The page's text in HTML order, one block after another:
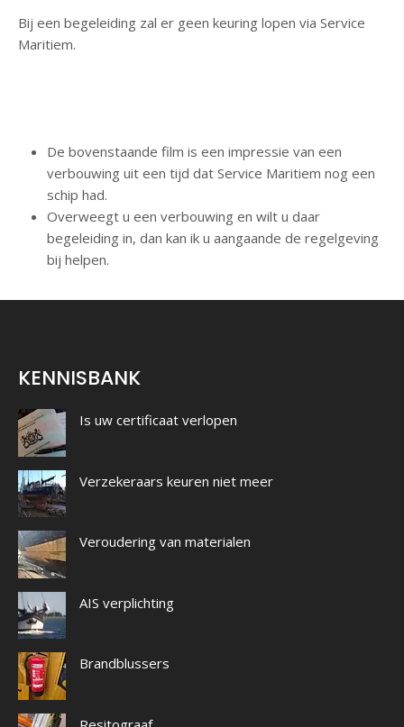
Bij een begeleiding zal er geen keuring lopen via Service
Maritiem.
De bovenstaande film is een impressie van een
verbouwing uit een tijd dat Service Maritiem nog een
schip had.
Overweegt u een verbouwing en wilt u daar
begeleiding in, dan kan ik u aangaande de regelgeving
bij helpen.
KENNISBANK
Is uw certificaat verlopen
Verzekeraars keuren niet meer
Veroudering van materialen
AIS verplichting
Brandblussers